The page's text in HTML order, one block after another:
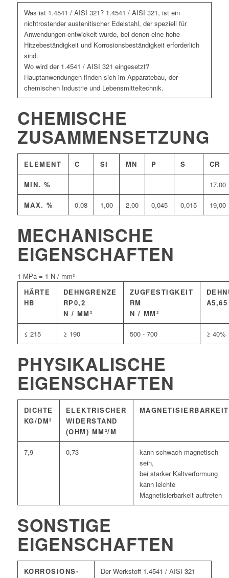
Was ist 1.4541 / AISI 321? 1.4541 / AISI 321, ist ein
nichtrostender austenitischer Edelstahl, der speziell für
Anwendungen entwickelt wurde, bei denen eine hohe
Hitzebeständigkeit und Korrosionsbeständigkeit erforderlich
sind.
Wo wird der 1.4541 / AISI 321 eingesetzt?
Hauptanwendungen finden sich im Apparatebau, der
chemischen Industrie und Lebensmitteltechnik.
CHEMISCHE
ZUSAMMENSETZUNG
ELEMENT C SI MN P S CR
MIN. % 17,00
MAX. % 0,08 1,00 2,00 0,045 0,015 19,00
MECHANISCHE
EIGENSCHAFTEN
1 MPa = 1 N / mm²
HÄRTE
HB
DEHNGRENZE
RP0,2
N / MM²
ZUGFESTIGKEIT
RM
N / MM²
A5,65
≤ 215 ≥ 190 500 - 700 ≥ 40%
PHYSIKALISCHE
EIGENSCHAFTEN
DICHTE
KG/DM³
ELEKTRISCHER
WIDERSTAND
(OHM) MM²/M
MAGNETISIERBARKEIT
7,9 0,73
kann schwach magnetisch
sein,
bei starker Kaltverformung
kann leichte
Magnetisierbarkeit auftreten
SONSTIGE
EIGENSCHAFTEN
KORROSIONS­
Der Werkstoff 1.4541 / AISI 321